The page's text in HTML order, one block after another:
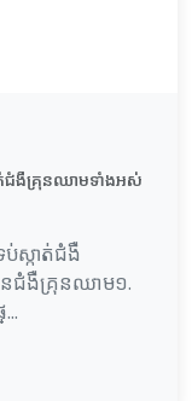
ត់ជំងឺគ្រុនឈាមទាំងអស់
ស្កាត់ជំងឺ
ានជំងឺគ្រុនឈាម១.